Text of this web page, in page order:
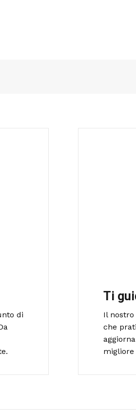
di
Ti
Il
che
migliore